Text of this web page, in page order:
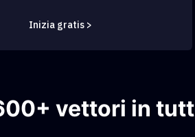
Inizia gratis >
vettori in